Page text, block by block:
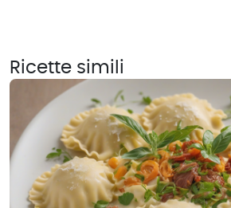
Ricette simili